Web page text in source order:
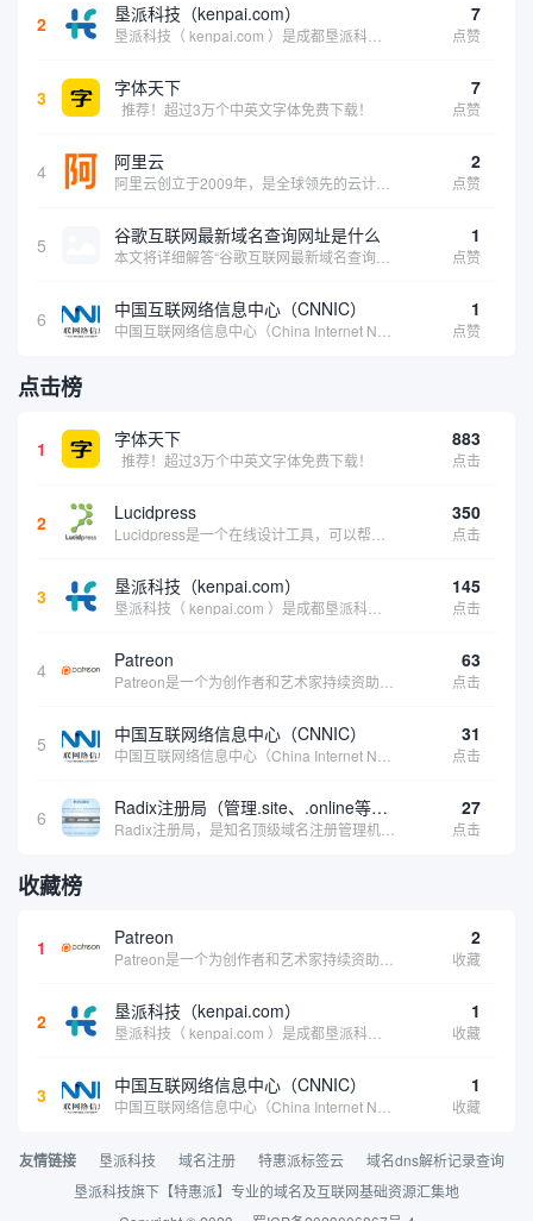
2 垦派科技（kenpai.com） 7
点赞
3 字体天下
推荐！超过3万个中英文字体免费下载！
7
点赞
4 阿里云 2
点赞
5 谷歌互联网最新域名查询网址是什么 1
点赞
6 中国互联网络信息中心（CNNIC） 1
点赞
点击榜
1 字体天下
推荐！超过3万个中英文字体免费下载！
883
点击
2 Lucidpress 350
点击
3 垦派科技（kenpai.com） 145
点击
4 Patreon 63
点击
5 中国互联网络信息中心（CNNIC） 31
点击
6 Radix注册局（管理.site、.online等顶级域名） 27
点击
收藏榜
1 Patreon 2
收藏
2 垦派科技（kenpai.com） 1
收藏
3 中国互联网络信息中心（CNNIC） 1
收藏
友情链接 垦派科技 域名注册 特惠派标签云
域名dns解析记录查询
垦派科技旗下【特惠派】专业的域名及互联网基础资源汇集地